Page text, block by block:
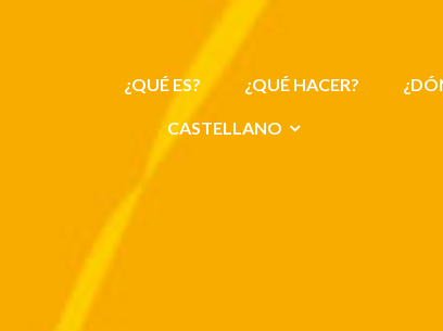
¿QUÉ ES? ¿QUÉ HACER?
CASTELLANO